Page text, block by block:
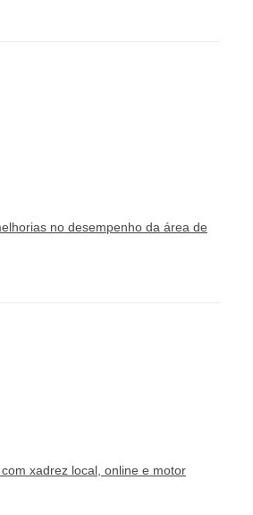
no desempenho da área de
xadrez local, online e motor